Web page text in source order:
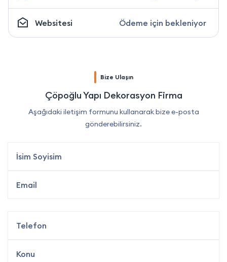
Websitesi Ödeme için bekleniyor
Bize Ulaşın
Çöpoğlu Yapı Dekorasyon Firma
Aşağıdaki iletişim formunu kullanarak bize e-posta
gönderebilirsiniz.